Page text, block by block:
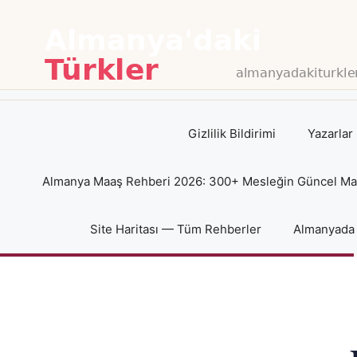
Gizlilik Bildirimi Yazarlar
Almanya Maaş Rehberi 2026: 300+ Mesleğin Güncel
Site Haritası — Tüm Rehberler